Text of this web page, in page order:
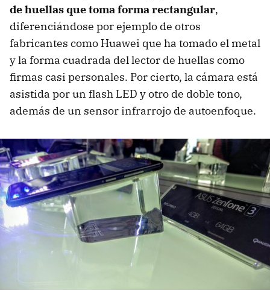
de huellas que toma forma rectangular,
diferenciándose por ejemplo de otros
fabricantes como Huawei que ha tomado el metal
y la forma cuadrada del lector de huellas como
firmas casi personales. Por cierto, la cámara está
asistida por un flash LED y otro de doble tono,
además de un sensor infrarrojo de autoenfoque.